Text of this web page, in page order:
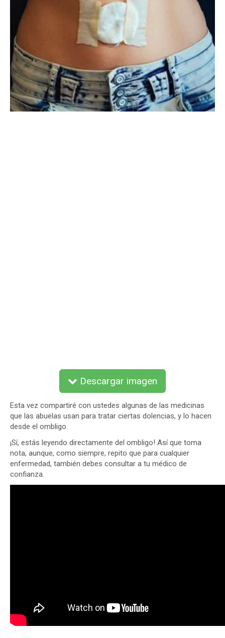
Descargar imagen
Esta vez compartiré con ustedes algunas de las medicinas
que las abuelas usan para tratar ciertas dolencias, y lo hacen
desde el ombligo.
¡Sí, estás leyendo directamente del ombligo! Así que toma
nota, aunque, como siempre, repito que para cualquier
enfermedad, también debes consultar a tu médico de
confianza.